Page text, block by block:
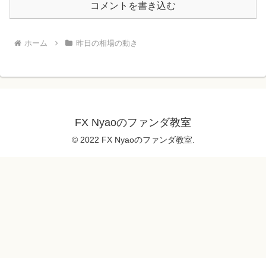
コメントを書き込む
ホーム 昨日の相場の動き
FX Nyaoのファンダ教室
© 2022 FX Nyaoのファンダ教室.